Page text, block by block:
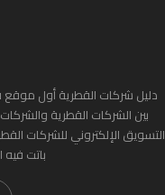
دليل شركات القطرية أول موقع
بين الشركات القطرية
التسويق الإلكتروني للشركات
باتت